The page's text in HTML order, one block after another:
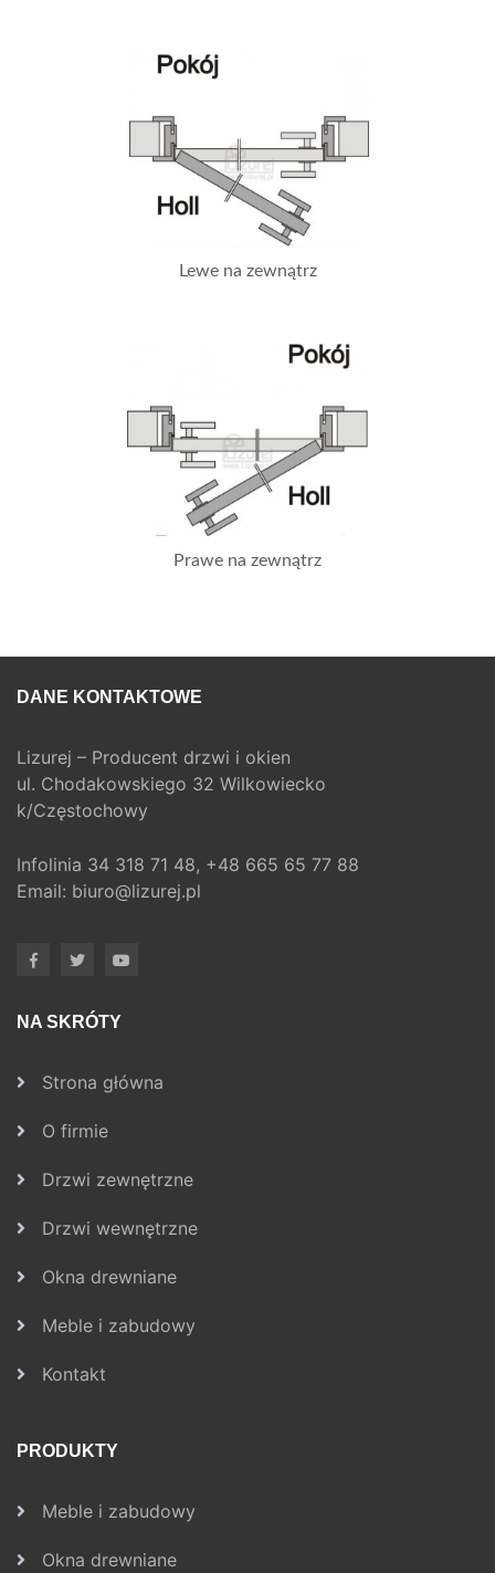
Lewe na zewnątrz
Prawe na zewnątrz
DANE KONTAKTOWE
Lizurej – Producent drzwi i okien
ul. Chodakowskiego 32 Wilkowiecko
k/Częstochowy
Infolinia 34 318 71 48, +48 665 65 77 88
Email: biuro@lizurej.pl
NA SKRÓTY
Strona główna
O firmie
Drzwi zewnętrzne
Drzwi wewnętrzne
Okna drewniane
Meble i zabudowy
Kontakt
PRODUKTY
Meble i zabudowy
Okna drewniane